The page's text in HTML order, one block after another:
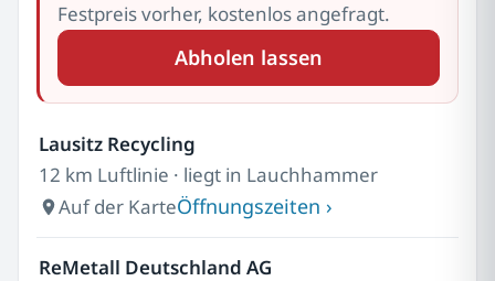
Festpreis vorher, kostenlos angefragt.
Abholen lassen
Lausitz Recycling
12 km Luftlinie · liegt in Lauchhammer
Auf der KarteÖffnungszeiten ›
ReMetall Deutschland AG